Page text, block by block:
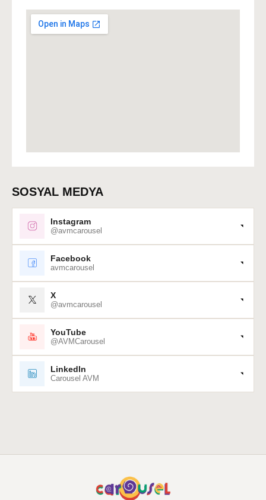
SOSYAL MEDYA
Instagram
@avmcarousel
Facebook
avmcarousel
X
@avmcarousel
YouTube
@AVMCarousel
LinkedIn
Carousel AVM